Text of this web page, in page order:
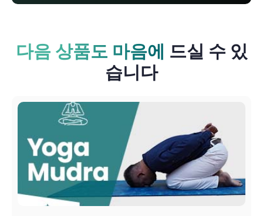
다음 상품도 마음에 드실 수 있
습니다